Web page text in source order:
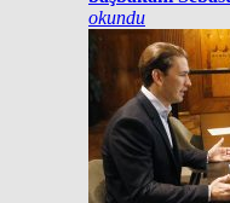
okundu